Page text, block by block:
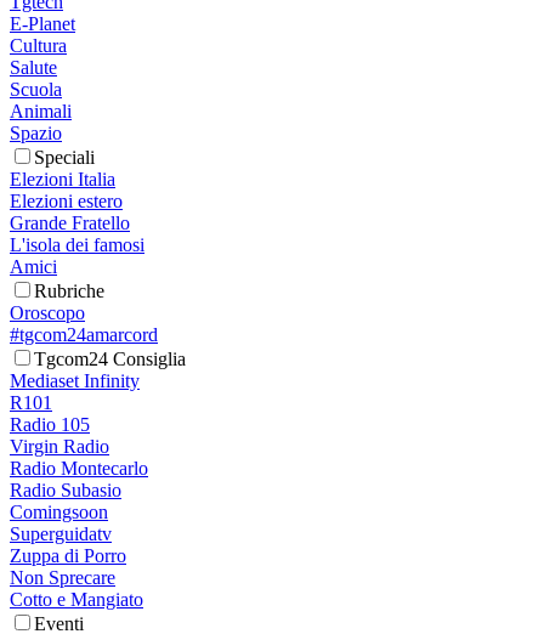
E-Planet
Cultura
Salute
Scuola
Animali
Spazio
Speciali
Elezioni Italia
Elezioni estero
Grande Fratello
L'isola dei famosi
Amici
Rubriche
Oroscopo
#tgcom24amarcord
Tgcom24 Consiglia
Mediaset Infinity
R101
Radio 105
Virgin Radio
Radio Montecarlo
Radio Subasio
Comingsoon
Superguidatv
Zuppa di Porro
Non Sprecare
Cotto e Mangiato
Eventi